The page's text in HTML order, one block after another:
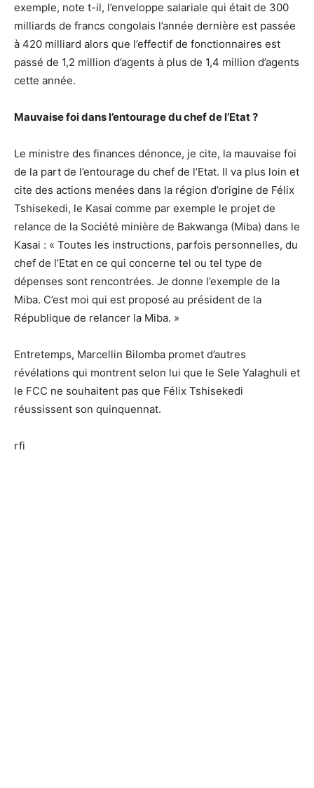
exemple, note t-il, l’enveloppe salariale qui était de 300
milliards de francs congolais l’année dernière est passée
à 420 milliard alors que l’effectif de fonctionnaires est
passé de 1,2 million d’agents à plus de 1,4 million d’agents
cette année.
Mauvaise foi dans l’entourage du chef de l’Etat ?
Le ministre des finances dénonce, je cite, la mauvaise foi
de la part de l’entourage du chef de l’Etat. Il va plus loin et
cite des actions menées dans la région d’origine de Félix
Tshisekedi, le Kasai comme par exemple le projet de
relance de la Société minière de Bakwanga (Miba) dans le
Kasai : « Toutes les instructions, parfois personnelles, du
chef de l’Etat en ce qui concerne tel ou tel type de
dépenses sont rencontrées. Je donne l’exemple de la
Miba. C’est moi qui est proposé au président de la
République de relancer la Miba. »
Entretemps, Marcellin Bilomba promet d’autres
révélations qui montrent selon lui que le Sele Yalaghuli et
le FCC ne souhaitent pas que Félix Tshisekedi
réussissent son quinquennat.
rfi